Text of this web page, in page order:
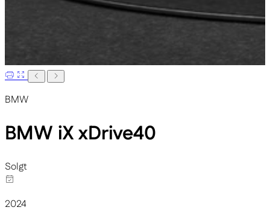
BMW
BMW iXxDrive40
Solgt
2024